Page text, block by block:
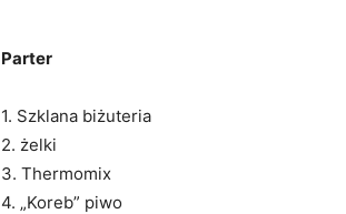
Parter
1. Szklana biżuteria
2. żelki
3. Thermomix
4. „Koreb” piwo